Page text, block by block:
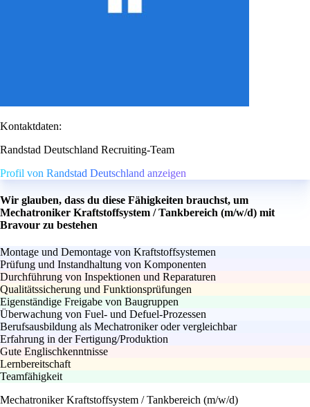
Kontaktdaten:
Randstad Deutschland Recruiting-Team
Profil von Randstad Deutschland anzeigen
Wir glauben, dass du diese Fähigkeiten brauchst, um
Mechatroniker Kraftstoffsystem / Tankbereich (m/w/d) mit
Bravour zu bestehen
Montage und Demontage von Kraftstoffsystemen
Prüfung und Instandhaltung von Komponenten
Durchführung von Inspektionen und Reparaturen
Qualitätssicherung und Funktionsprüfungen
Eigenständige Freigabe von Baugruppen
Überwachung von Fuel- und Defuel-Prozessen
Berufsausbildung als Mechatroniker oder vergleichbar
Erfahrung in der Fertigung/Produktion
Gute Englischkenntnisse
Lernbereitschaft
Teamfähigkeit
Mechatroniker Kraftstoffsystem / Tankbereich (m/w/d)